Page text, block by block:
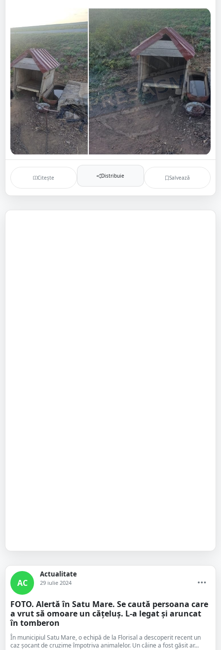
Citește Distribuie Salvează
AC
Actualitate
29 iulie 2024
FOTO. Alertă în Satu Mare. Se caută persoana care
a vrut să omoare un cățeluș. L-a legat și aruncat
în tomberon
În municipiul Satu Mare, o echipă de la Florisal a descoperit recent un
caz șocant de cruzime împotriva animalelor. Un câine a fost găsit ar...